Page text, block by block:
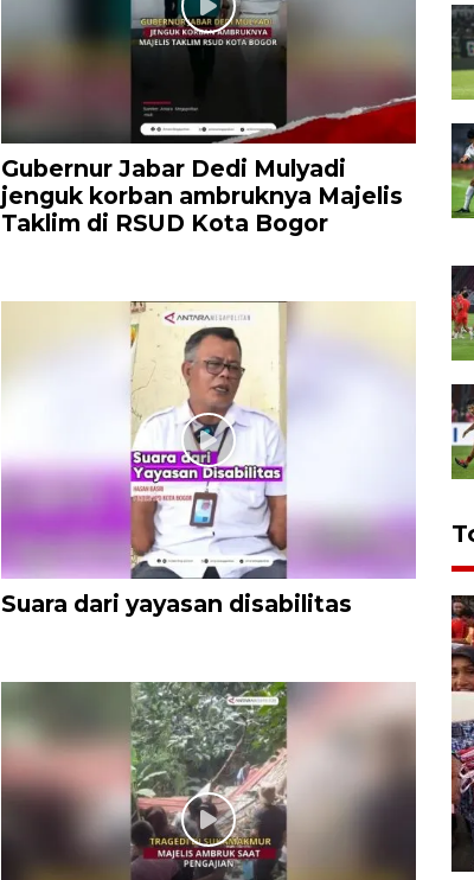
Gubernur Jabar Dedi Mulyadi
jenguk korban ambruknya Majelis
Taklim di RSUD Kota Bogor
Suara dari yayasan disabilitas